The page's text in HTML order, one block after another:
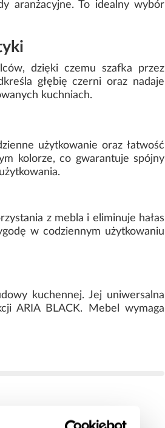
aranżacyjne. To idealny wybór
dzięki czemu szafka przez
głębię czerni oraz nadaje
kuchniach.
użytkowanie oraz łatwość
kolorze, co gwarantuje spójny
z mebla i eliminuje hałas
w codziennym użytkowaniu
kuchennej. Jej uniwersalna
ARIA BLACK. Mebel wymaga